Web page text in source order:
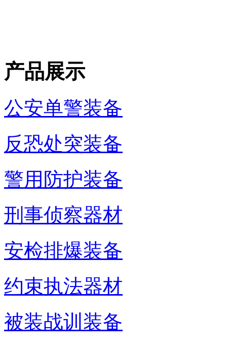
产品展示
公安单警装备
反恐处突装备
警用防护装备
刑事侦察器材
安检排爆装备
约束执法器材
被装战训装备